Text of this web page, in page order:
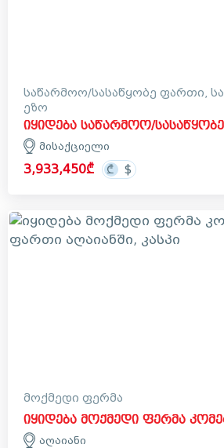
საწარმოო/სასაწყობე ფართი,
ეზო
მისაქციელი
3,933,450₾
მოქმედი ფერმა
აღაიანი